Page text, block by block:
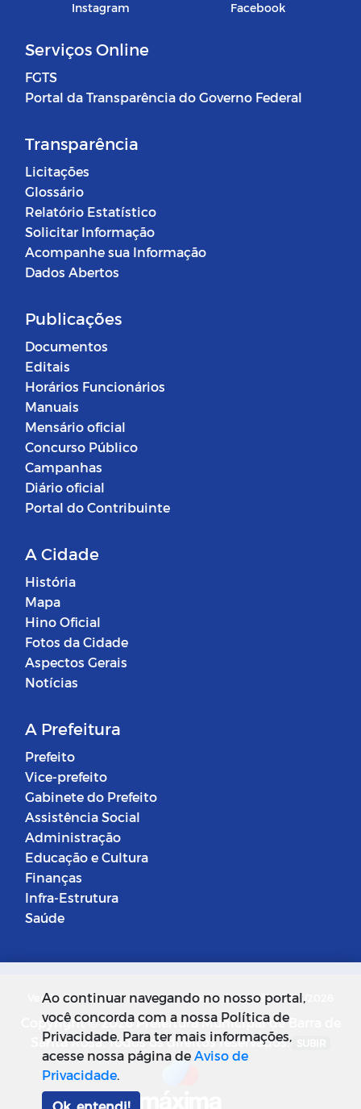
Instagram Facebook
Serviços Online
FGTS
Portal da Transparência do Governo Federal
Transparência
Licitações
Glossário
Relatório Estatístico
Solicitar Informação
Acompanhe sua Informação
Dados Abertos
Publicações
Documentos
Editais
Horários Funcionários
Manuais
Mensário oficial
Concurso Público
Campanhas
Diário oficial
Portal do Contribuinte
A Cidade
História
Mapa
Hino Oficial
Fotos da Cidade
Aspectos Gerais
Notícias
A Prefeitura
Prefeito
Vice-prefeito
Gabinete do Prefeito
Assistência Social
Administração
Educação e Cultura
Finanças
Infra-Estrutura
Saúde
Versão do Sistema: 5.0.268 Data da Versão: 18/03/2026
Copyright © 2026 Prefeitura Municipal de Barra de
Santa Rosa. Todos os direitos reservados.
Ao continuar navegando no nosso portal,
você concorda com a nossa Política de
Privacidade. Para ter mais informações,
acesse nossa página deAviso de
Privacidade.